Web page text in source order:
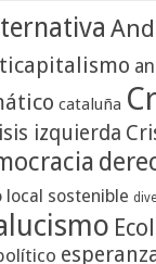
cataluña
izquierda
local sostenible